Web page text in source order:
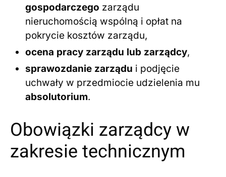
gospodarczego zarządu
nieruchomością wspólną i opłat na
pokrycie kosztów zarządu,
ocena pracy zarządu lub zarządcy,
sprawozdanie zarządu i podjęcie
uchwały w przedmiocie udzielenia mu
absolutorium.
Obowiązki zarządcy w
zakresie technicznym